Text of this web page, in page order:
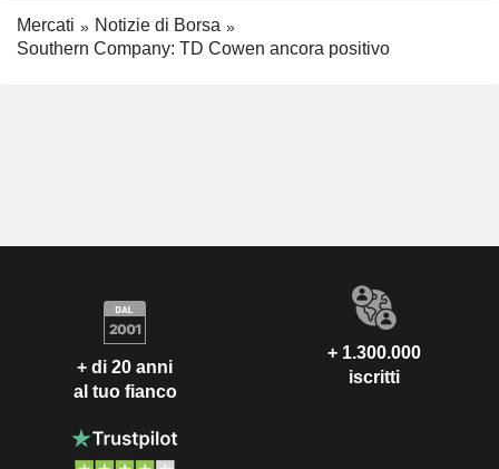
Mercati
Notizie di Borsa
Southern Company: TD Cowen ancora positivo
+ di 20 anni
al tuo fianco
+ 1.300.000
iscritti